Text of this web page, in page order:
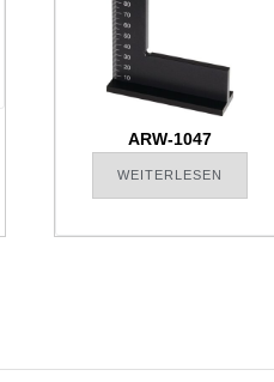
ARW-1047
WEITERLESEN